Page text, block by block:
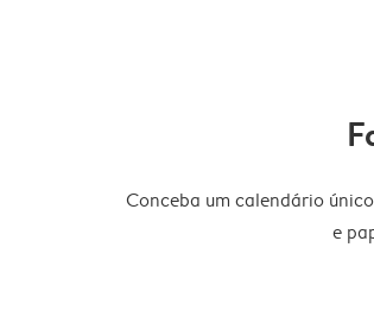
Conceba um calendário
e